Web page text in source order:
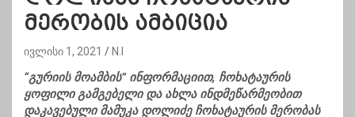
მერობის ამბიცია
ივლისი 1, 2021 N.I
“გურიის მოამბის” ინფორმაციით, ჩოხატაურის
ყოფილი გამგებელი და ახლა ინდმეწარმეობით
დაკავებული მამუკა დოლიძე ჩოხატაურის მერობას